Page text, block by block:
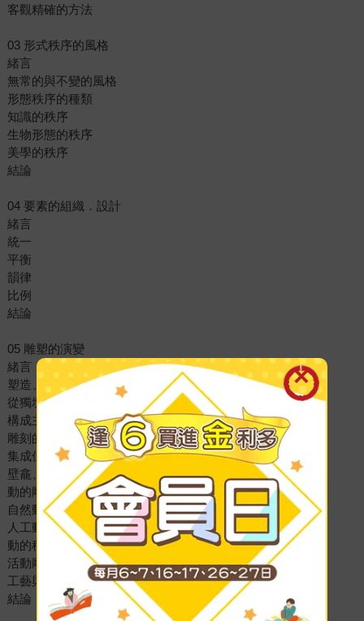
客觀精確的方法
03 形式秩序的風格
緒言
無常的與不變的風格
形態秩序的種類
知識的秩序
生物形態的秩序
美學的秩序
結論
04 要素的組織．設計
緒言
統一
平衡
韻律
比例
結論
05 雕塑的演變
緒言
塑造、雕刻與鑄造
從獨塊石到開放形態
構成主義
雕刻的集成
集成佳作選
壁龕、箱框及洞窟
動的雕刻
自然動
人工動
動的種類
活動雕刻的幾個例子
工藝與雕刻
結論